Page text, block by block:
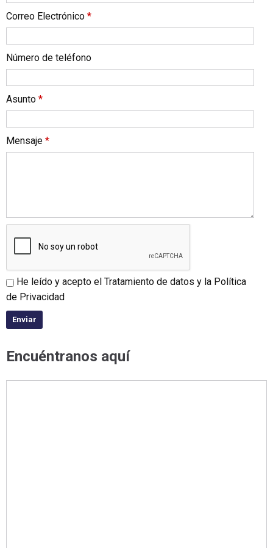
Correo Electrónico *
Número de teléfono
Asunto *
Mensaje *
He leído y acepto el Tratamiento de datos y la Política
de Privacidad
Encuéntranos aquí